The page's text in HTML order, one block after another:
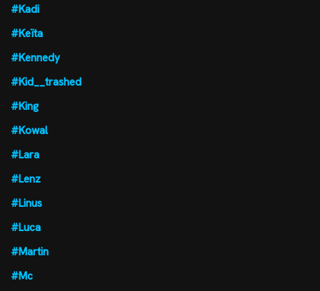
#Kadi
#Keïta
#Kennedy
#Kid__trashed
#King
#Kowal
#Lara
#Lenz
#Linus
#Luca
#Martin
#Mc